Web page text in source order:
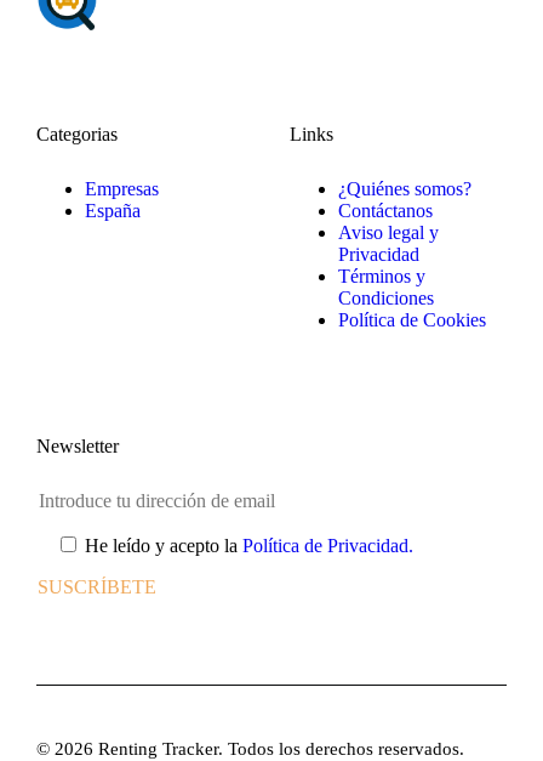
Categorias
Empresas
España
Links
¿Quiénes somos?
Contáctanos
Aviso legal y
Privacidad
Términos y
Condiciones
Política de Cookies
Newsletter
He leído y acepto la Política de Privacidad.
© 2026 Renting Tracker. Todos los derechos reservados.